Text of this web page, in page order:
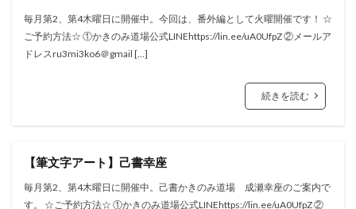
毎月第2、第4木曜日に開催中。今回は、番外編として火曜開催です！ ☆
ご予約方法☆ ①かきのみ道場公式LINEhttps://lin.ee/uA0UfpZ ②メールア
ドレスru3mi3ko6＠gmail […]
続きを読む
【筆文字アート】己書幸座
毎月第2、第4木曜日に開催中。己書かきのみ道場 成瀬幸座のご案内で
す。 ☆ご予約方法☆ ①かきのみ道場公式LINEhttps://lin.ee/uA0UfpZ ②